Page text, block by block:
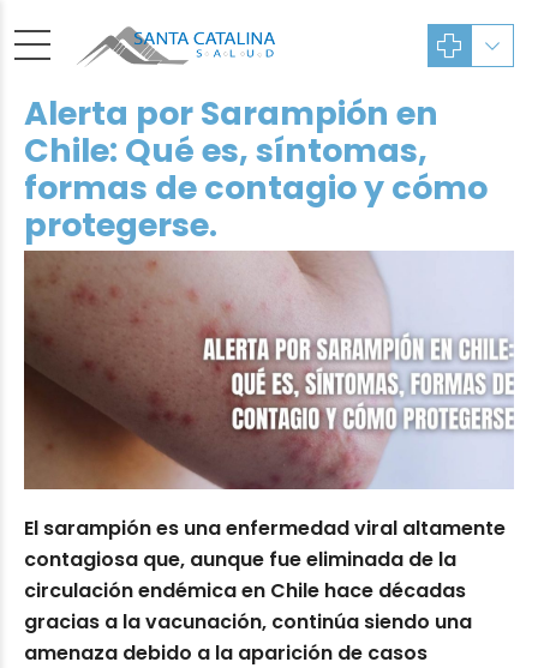
Alerta por Sarampión en
Chile: Qué es, síntomas,
formas de contagio y cómo
protegerse.
El sarampión es una enfermedad viral altamente
contagiosa que, aunque fue eliminada de la
circulación endémica en Chile hace décadas
gracias a la vacunación, continúa siendo una
amenaza debido a la aparición de casos